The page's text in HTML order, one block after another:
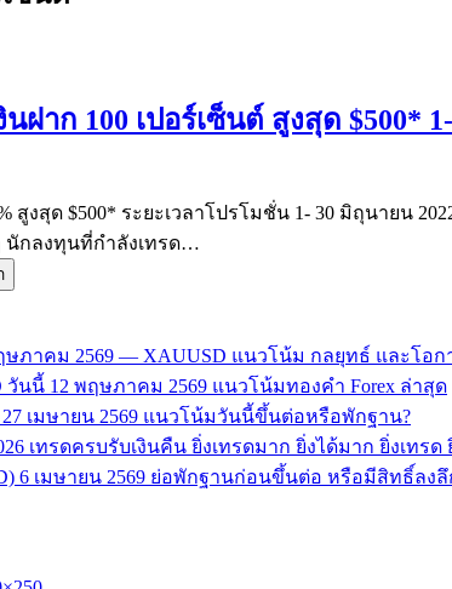
ฝาก 100 เปอร์เซ็นต์ สูงสุด $500*
สูงสุด $500* ระยะเวลาโปรโมชั่น 1- 30 มิถุนายน
นักลงทุนที่กำลังเทรด…
ษภาคม 2569 — XAUUSD แนวโน้ม กลยุทธ์ และโอก
วันนี้ 12 พฤษภาคม 2569 แนวโน้มทองคำ Forex ล่าสุด
เมษายน 2569 แนวโน้มวันนี้ขึ้นต่อหรือพักฐาน?
เทรดครบรับเงินคืน ยิ่งเทรดมาก ยิ่งได้มาก ยิ่งเทรด
6 เมษายน 2569 ย่อพักฐานก่อนขึ้นต่อ หรือมีสิทธิ์ลง